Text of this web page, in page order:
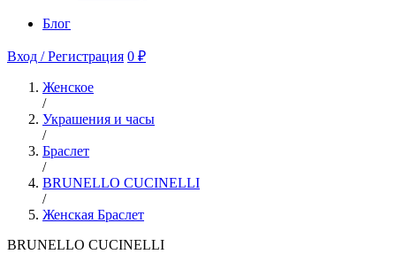
Блог
Вход / Регистрация 0 ₽
Женское
/
Украшения и часы
/
Браслет
/
BRUNELLO CUCINELLI
/
Женская Браслет
BRUNELLO CUCINELLI